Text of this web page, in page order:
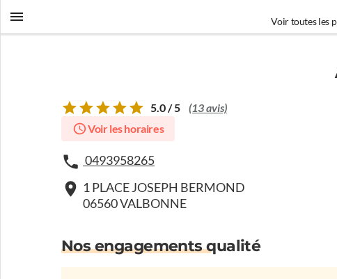
Voir toutes les
5.0 / 5 (13 avis)
Voir les horaires
0493958265
1 PLACE JOSEPH BERMOND
06560 VALBONNE
Nos engagements qualité